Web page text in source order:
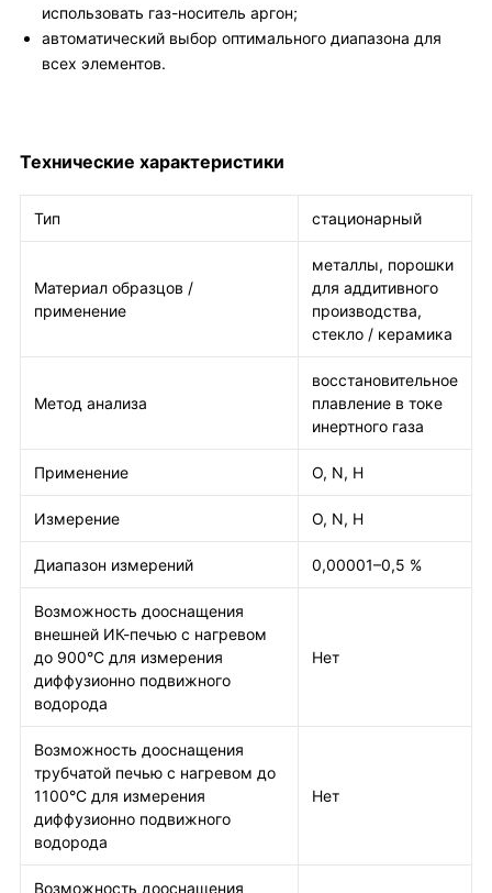
использовать газ-носитель аргон;
автоматический выбор оптимального диапазона для
всех элементов.
Технические характеристики
Тип стационарный
Материал образцов /
применение
металлы, порошки
для аддитивного
производства,
стекло / керамика
Метод анализа
восстановительное
плавление в токе
инертного газа
Применение O, N, H
Измерение O, N, H
Диапазон измерений 0,00001–0,5 %
Возможность дооснащения
внешней ИК-печью с нагревом
до 900°С для измерения
диффузионно подвижного
водорода
Нет
Возможность дооснащения
трубчатой печью с нагревом до
1100°С для измерения
диффузионно подвижного
водорода
Нет
Возможность дооснащения